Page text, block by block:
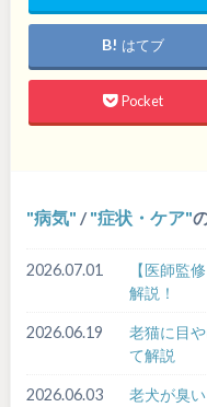
はてブ
Pocket
病気 / 症状・ケア
2026.07.01
【医師監
解説！
2026.06.19
老猫に目
て解説
2026.06.03
老犬が臭